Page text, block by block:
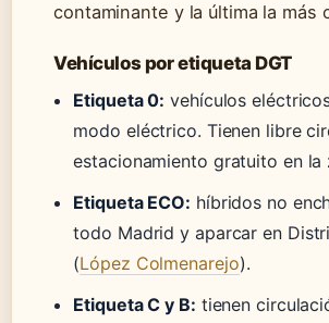
contaminante y la última la más
Vehículos por etiqueta DGT
Etiqueta 0: vehículos
modo eléctrico. Tienen libre
estacionamiento gratuito en la
Etiqueta ECO: híbridos no
todo Madrid y aparcar en
(López Colmenarejo).
Etiqueta C y B: tienen